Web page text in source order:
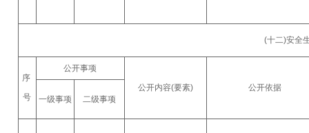
(十二)安全
序
号
公开事项
公开内容(要素)
公开依据
一级事项
二级事项